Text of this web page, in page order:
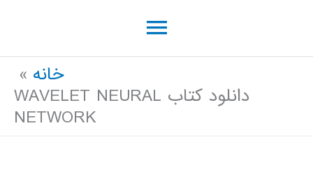
فهرست
خانه
دانلود کتاب WAVELET NEURAL
NETWORK